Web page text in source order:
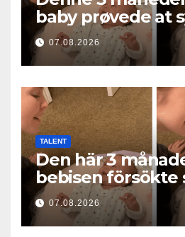
baby prøvede at
mor… og
af hjerter
07.08.2026
TALENT
Den här 3
bebisen försökte
mamma… och
hjärtan att smälta
07.08.2026